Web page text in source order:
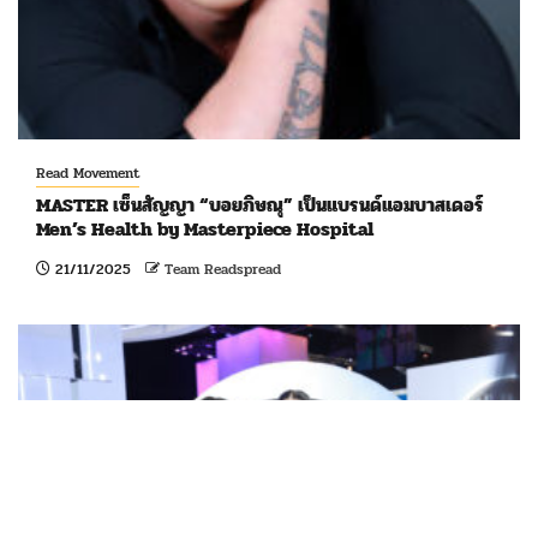
Read Movement
MASTER เซ็นสัญญา “บอยภิษณุ” เป็นแบรนด์แอมบาสเดอร์
Men’s Health by Masterpiece Hospital
21/11/2025 Team Readspread